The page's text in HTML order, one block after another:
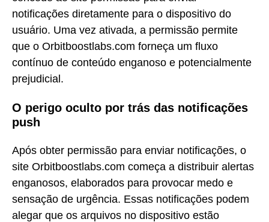
notificações diretamente para o dispositivo do
usuário. Uma vez ativada, a permissão permite
que o Orbitboostlabs.com forneça um fluxo
contínuo de conteúdo enganoso e potencialmente
prejudicial.
O perigo oculto por trás das notificações
push
Após obter permissão para enviar notificações, o
site Orbitboostlabs.com começa a distribuir alertas
enganosos, elaborados para provocar medo e
sensação de urgência. Essas notificações podem
alegar que os arquivos no dispositivo estão